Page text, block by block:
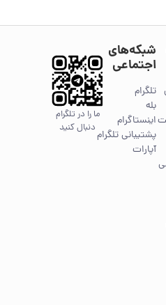
شبکه‌های
اجتماعی
تلگرام
بله
اینستاگرام
پشتیبانی تلگرام
آپارات
ما را در تلگرام
دنبال کنید